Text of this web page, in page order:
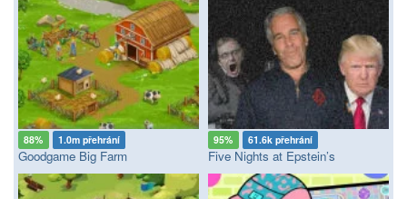
88% 1.0m přehrání
Goodgame Big Farm
95% 61.6k přehrání
Five Nights at Epstein’s